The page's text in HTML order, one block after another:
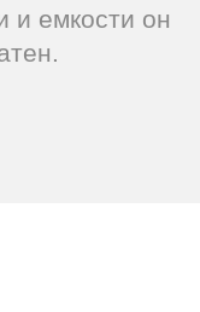
и емкости он